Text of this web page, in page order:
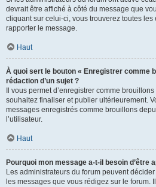
devrait être affiché à côté du message que
cliquant sur celui-ci, vous trouverez toutes
rapporter le message.
Haut
À quoi sert le bouton « Enregistrer comme
rédaction d’un sujet ?
Il vous permet d’enregistrer comme
souhaitez finaliser et publier ultérieurement.
messages enregistrés comme brouillons
l’utilisateur.
Haut
Pourquoi mon message a-t-il besoin d’être
Les administrateurs du forum peuvent
les messages que vous rédigez sur le forum.